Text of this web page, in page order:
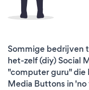
Sommige bedrijven
het-zelf (diy) Social
"computer guru" die
Media Buttons in